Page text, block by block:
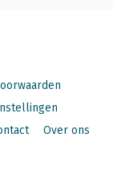
Over ons